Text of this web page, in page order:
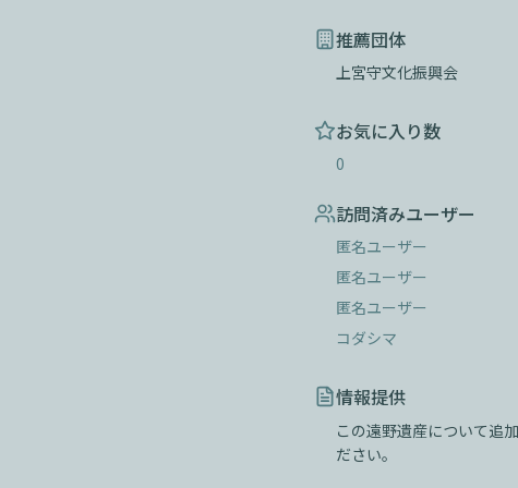
推薦団体
上宮守文化振興会
お気に入り数
0
訪問済みユーザー
匿名ユーザー
匿名ユーザー
匿名ユーザー
コダシマ
情報提供
この遠野遺産について追
ださい。